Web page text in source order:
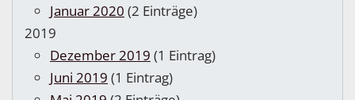
Januar 2020 (2 Einträge)
2019
Dezember 2019 (1 Eintrag)
Juni 2019 (1 Eintrag)